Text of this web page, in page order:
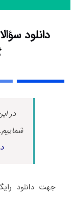
در
جهت دانلود